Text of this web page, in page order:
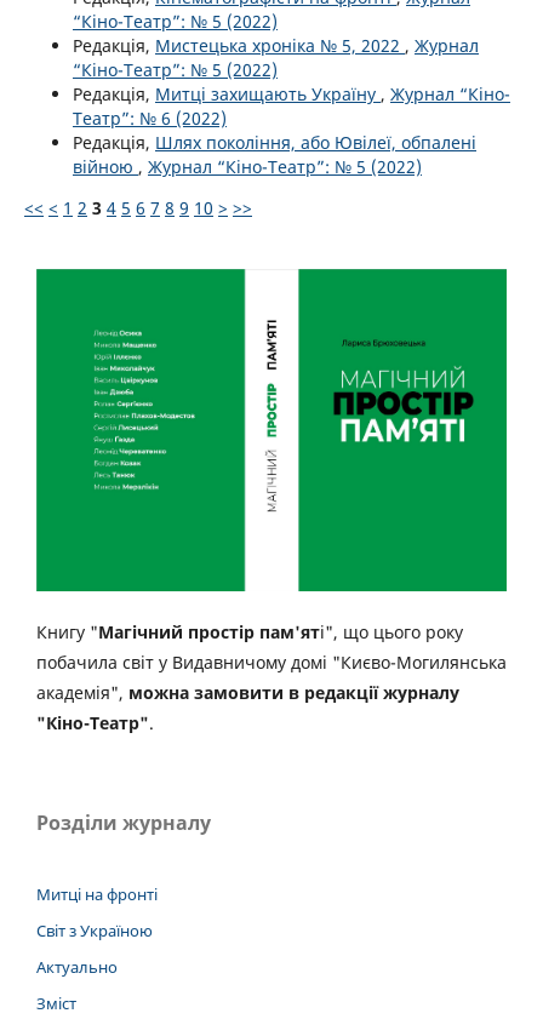
“Кіно-Театр”: № 5 (2022)
Редакція, Мистецька хроніка № 5, 2022 , Журнал
“Кіно-Театр”: № 5 (2022)
Редакція, Митці захищають Україну , Журнал “Кіно-
Театр”: № 6 (2022)
Редакція, Шлях покоління, або Ювілеї, обпалені
війною , Журнал “Кіно-Театр”: № 5 (2022)
<< < 1 2 3 4 5 6 7 8 9 10 > >>
Книгу "Магічний простір пам'яті", що цього року
побачила світ у Видавничому домі "Києво-Могилянська
академія", можна замовити в редакції журналу
"Кіно-Театр".
Розділи журналу
Митці на фронті
Світ з Україною
Актуально
Зміст